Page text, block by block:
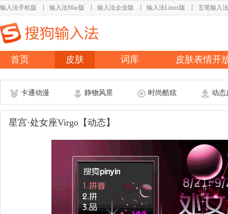
输入法手机版 输入法Mac版 输入法企业版 输入法Linux版 五笔输入法
首页 皮肤 词库 皮肤表情开
卡通动漫 静物风景 时尚酷炫 动态
星宫·处女座Virgo【动态】